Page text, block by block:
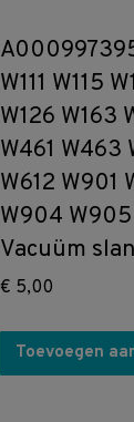
W111 W115
W126 W163
W461 W463
W612 W901
W904
Vacuüm
€ 5,00
Toevoegen